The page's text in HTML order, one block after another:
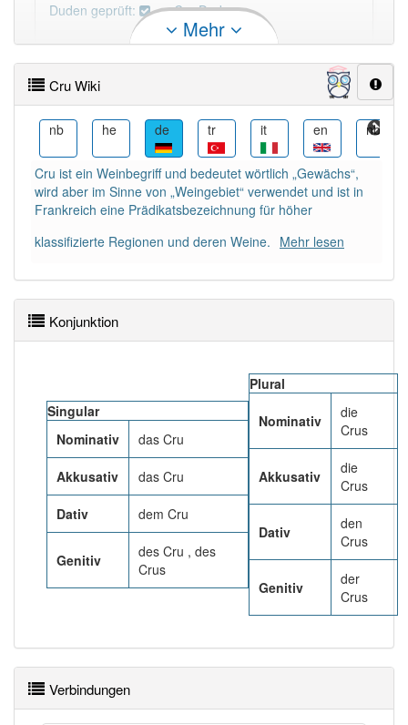
Duden geprüft: Cru Duden
PowerIndex:5
Häufigkeit: 4 von 10
Wörter mit Endung-cru: 1
Wörter mit Endung
aber mit einem anderen
Das Wort wird häufig verwendet im Bereich
Weinbau
83% unserer Spielapp-Nutzer haben den Artikel
korrekt erraten.
Mehr
Cru Wiki
nb he de tr it en nb
Cru ist ein Weinbegriff und bedeutet wörtlich „Gewächs“,
wird aber im Sinne von „Weingebiet“ verwendet und ist in
Frankreich eine Prädikatsbezeichnung für höher
klassifizierte Regionen und deren Weine. Mehr lesen
Konjunktion
Singular
Nominativ
das Cru
Akkusativ das Cru
Dativ dem Cru
Genitiv
des Cru , des
Crus
Plural
Nominativ
die
Crus
Akkusativ
die
Crus
Dativ
den
Crus
Genitiv
der
Crus
Verbindungen